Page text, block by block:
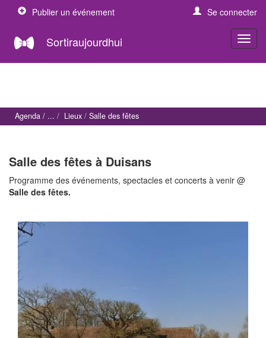
Publier un événement Se connecter
Sortiraujourdhui
Agenda Lieux Salle des fêtes
Salle des fêtes à Duisans
Programme des événements, spectacles et concerts à venir @
Salle des fêtes.